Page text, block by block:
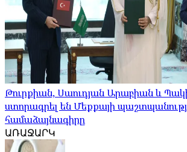
Թուրքիան, Սաուդյան Արաբիան և
ստորագրել են Մեքքայի
համաձայնագիրը
ԱՌԱՋԱՐԿ